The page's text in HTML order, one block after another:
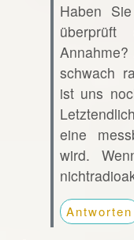
Haben
schwach
ist uns
eine
wird.
Antworten